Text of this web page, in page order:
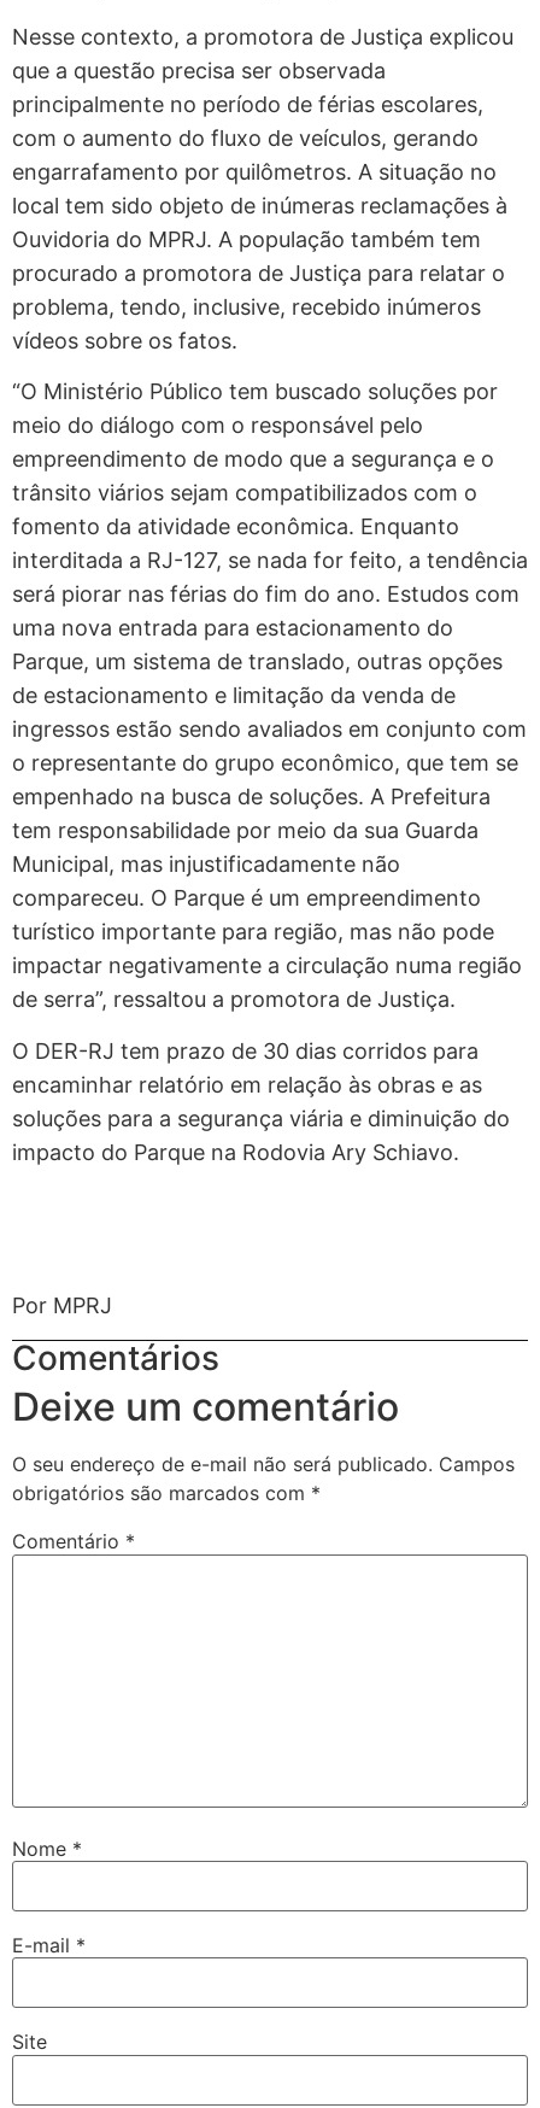
Nesse contexto, a promotora de Justiça explicou
que a questão precisa ser observada
principalmente no período de férias escolares,
com o aumento do fluxo de veículos, gerando
engarrafamento por quilômetros. A situação no
local tem sido objeto de inúmeras reclamações à
Ouvidoria do MPRJ. A população também tem
procurado a promotora de Justiça para relatar o
problema, tendo, inclusive, recebido inúmeros
vídeos sobre os fatos.
“O Ministério Público tem buscado soluções por
meio do diálogo com o responsável pelo
empreendimento de modo que a segurança e o
trânsito viários sejam compatibilizados com o
fomento da atividade econômica. Enquanto
interditada a RJ-127, se nada for feito, a tendência
será piorar nas férias do fim do ano. Estudos com
uma nova entrada para estacionamento do
Parque, um sistema de translado, outras opções
de estacionamento e limitação da venda de
ingressos estão sendo avaliados em conjunto com
o representante do grupo econômico, que tem se
empenhado na busca de soluções. A Prefeitura
tem responsabilidade por meio da sua Guarda
Municipal, mas injustificadamente não
compareceu. O Parque é um empreendimento
turístico importante para região, mas não pode
impactar negativamente a circulação numa região
de serra”, ressaltou a promotora de Justiça.
O DER-RJ tem prazo de 30 dias corridos para
encaminhar relatório em relação às obras e as
soluções para a segurança viária e diminuição do
impacto do Parque na Rodovia Ary Schiavo.
Por MPRJ
Comentários
Deixe um comentário
O seu endereço de e-mail não será publicado. Campos
obrigatórios são marcados com *
Comentário *
Nome *
E-mail *
Site